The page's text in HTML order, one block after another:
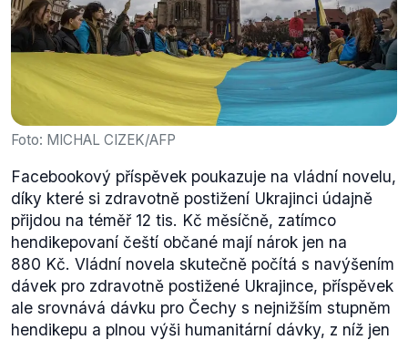
Foto: MICHAL CIZEK/AFP
Facebookový příspěvek poukazuje na vládní novelu,
díky které si zdravotně postižení Ukrajinci údajně
přijdou na téměř 12 tis. Kč měsíčně, zatímco
hendikepovaní čeští občané mají nárok jen na
880 Kč. Vládní novela skutečně počítá s navýšením
dávek pro zdravotně postižené Ukrajince, příspěvek
ale srovnává dávku pro Čechy s nejnižším stupněm
hendikepu a plnou výši humanitární dávky, z níž jen